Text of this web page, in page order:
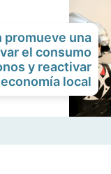
promueve una
el consumo
y reactivar
local